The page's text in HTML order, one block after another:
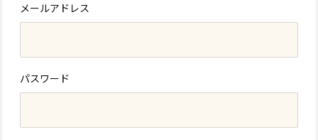
メールアドレス
パスワード